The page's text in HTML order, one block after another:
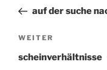
Beitrag
auf der suche
Nächster
Beitrag
WEITER
scheinverhältnisse